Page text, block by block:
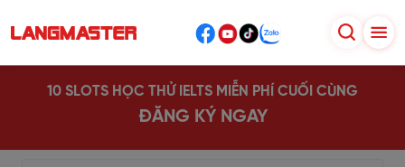
10 SLOTS HỌC THỬ IELTS MIỄN PHÍ CUỐI CÙNG
ĐĂNG KÝ NGAY